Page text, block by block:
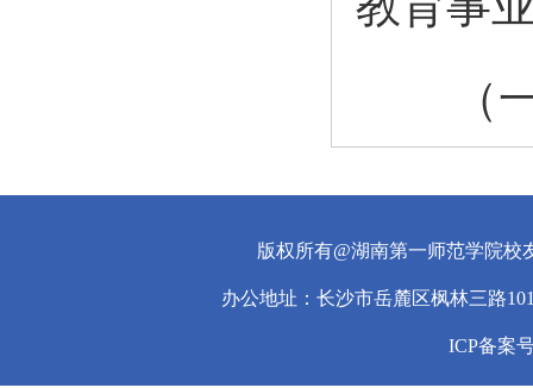
（
版权所有@湖南第一师范学院
办公地址：长沙市岳麓区枫林三路
ICP备案